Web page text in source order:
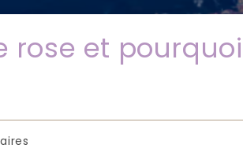
rose et pourquoi